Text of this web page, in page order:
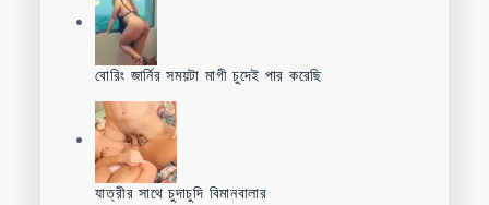
বোরিং জার্নির সময়টা মাগী চুদেই পার করেছি
যাত্রীর সাথে চুদাচুদি বিমানবালার